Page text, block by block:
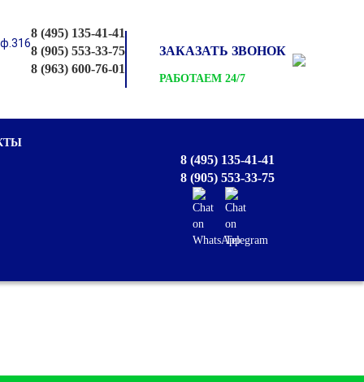
8 (495) 135-41-41
8 (905) 553-33-75
8 (495) 135-41-41
8 (905) 553-33-75
8 (963) 600-76-01
ЗАКАЗАТЬ ЗВОНОК
РАБОТАЕМ 24/7